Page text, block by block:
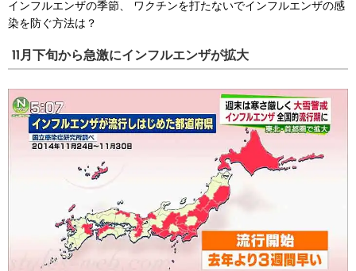
インフルエンザの季節、
ワクチンを打たないでインフルエンザの感
染を防ぐ方法は？
11月下旬から急激にインフルエンザが拡大